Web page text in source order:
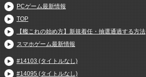
PCゲーム最新情報
TOP
【艦これの始め方】新規着任・抽選通過する方法
スマホゲーム最新情報
#14103 (タイトルなし)
#14095 (タイトルなし)